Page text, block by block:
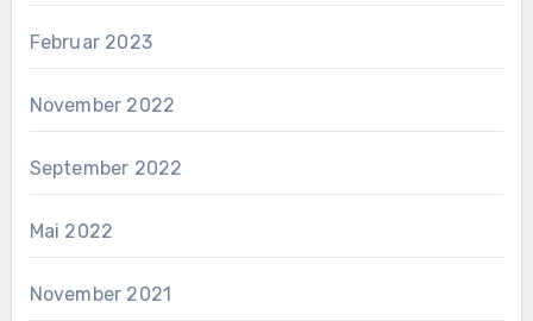
Februar 2023
November 2022
September 2022
Mai 2022
November 2021